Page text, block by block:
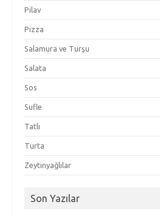
Pilav
Pizza
Salamura ve Turşu
Salata
Sos
Sufle
Tatlı
Turta
Zeytinyağlılar
Son Yazılar